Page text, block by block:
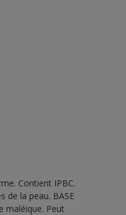
Contient IPBC.
de la peau. BASE
maléique. Peut